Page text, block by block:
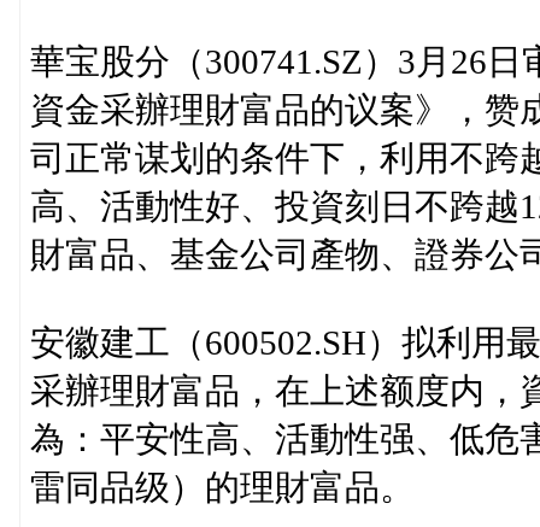
華宝股分（300741.SZ）3月26
資金采辦理財富品的议案》，赞
司正常谋划的条件下，利用不跨
高、活動性好、投資刻日不跨越
財富品、基金公司產物、證券公
安徽建工（600502.SH）拟利用
采辦理財富品，在上述额度内，
為：平安性高、活動性强、低危
雷同品级）的理財富品。